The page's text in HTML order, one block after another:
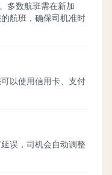
多数航班需在新加
航班，确保司机准时
以使用信用卡、支付
误，司机会自动调整